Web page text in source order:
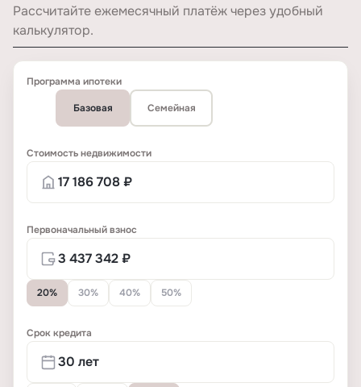
Рассчитайте ежемесячный платёж через удобный
калькулятор.
Программа ипотеки
Базовая Семейная
Стоимость недвижимости
Первоначальный взнос
20% 30% 40% 50%
Срок кредита